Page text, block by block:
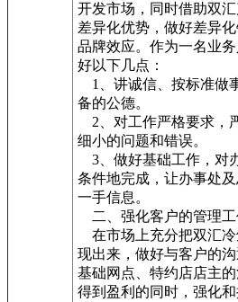
开发市场，同时借助双
差异化优势，做好差异
品牌效应。作为一名业
好以下几点：
1、讲诚信、按标准做
备的公德。
2、对工作严格要求，
细小的问题和错误。
3、做好基础工作，对
条件地完成，让办事处
一手信息。
二、强化客户的管理
在市场上充分把双汇
现出来，做好与客户的
基础网点、特约店店主
得到盈利的同时，强化